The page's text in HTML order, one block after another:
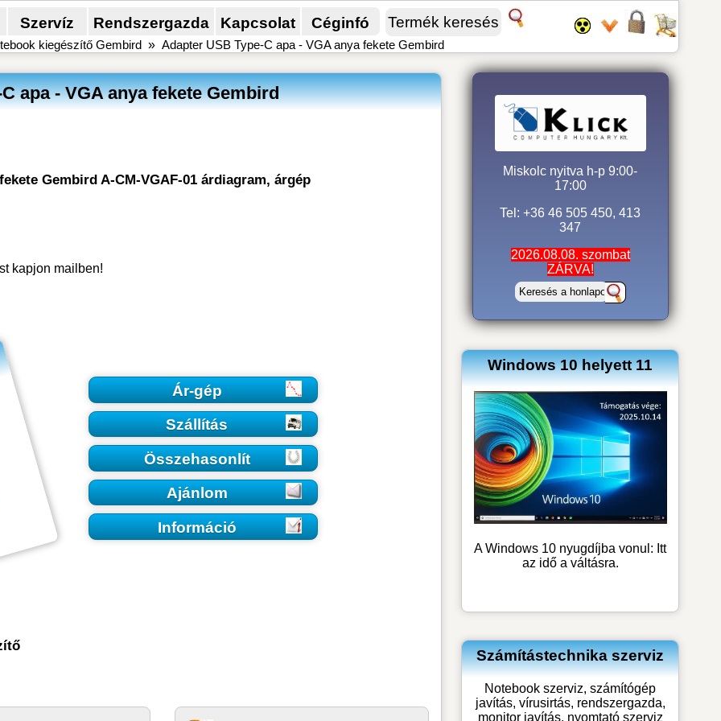
Szervíz Rendszergazda Kapcsolat Céginfó
kiegészítő Gembird» Adapter USB Type-C apa - VGA anya fekete Gembird
apa - VGA anya fekete Gembird
Gembird A-CM-VGAF-01 árdiagram, árgép
kapjon mailben!
Ár-gép
Szállítás
Összehasonlít
Ajánlom
Információ
Miskolc nyitva h-p 9:00-
17:00
Tel: +36 46 505 450, 413
347
2026.08.08. szombat
ZÁRVA!
Windows 10 helyett 11
A Windows 10 nyugdíjba vonul: Itt
az idő a váltásra.
Számítástechnika szerviz
Notebook szerviz, számítógép
javítás, vírusirtás, rendszergazda,
monitor javítás, nyomtató szerviz